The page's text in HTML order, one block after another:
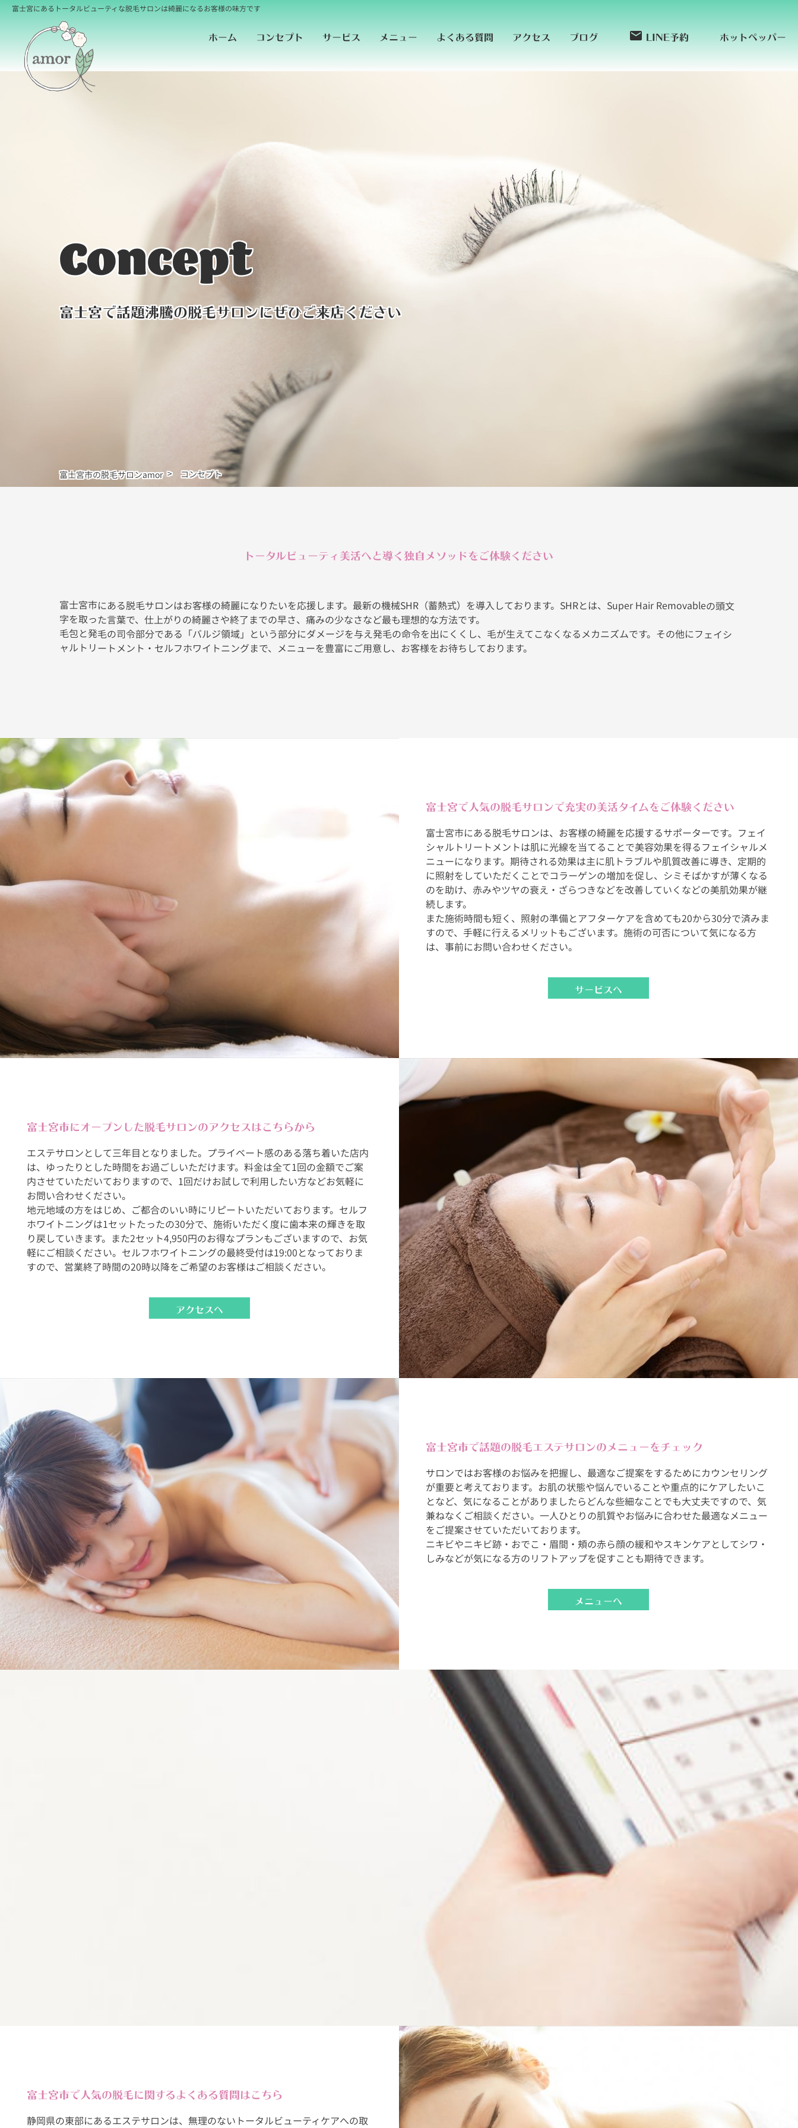
富士宮にあるトータルビューティな脱毛サロンは綺麗になるお客様の味方です
ホーム コンセプト サービス メニュー よくある質問 アクセス ブログ email LINE予約 ホットペッパー
Concept
富士宮で話題沸騰の脱毛サロンにぜひご来店ください
富士宮市の脱毛サロンamor コンセプト
トータルビューティ美活へと導く独自メソッドをご体験ください
富士宮市にある脱毛サロンはお客様の綺麗になりたいを応援します。最新の機械SHR（蓄熱式）を導入しております。SHRとは、Super Hair Removableの頭文
字を取った言葉で、仕上がりの綺麗さや終了までの早さ、痛みの少なさなど最も理想的な方法です。
毛包と発毛の司令部分である「バルジ領域」という部分にダメージを与え発毛の命令を出にくくし、毛が生えてこなくなるメカニズムです。その他にフェイシ
ャルトリートメント・セルフホワイトニングまで、メニューを豊富にご用意し、お客様をお待ちしております。
富士宮で人気の脱毛サロンで充実の美活タイムをご体験ください
富士宮市にある脱毛サロンは、お客様の綺麗を応援するサポーターです。フェイ
シャルトリートメントは肌に光線を当てることで美容効果を得るフェイシャルメ
ニューになります。期待される効果は主に肌トラブルや肌質改善に導き、定期的
に照射をしていただくことでコラーゲンの増加を促し、シミそばかすが薄くなる
のを助け、赤みやツヤの衰え・ざらつきなどを改善していくなどの美肌効果が継
続します。
また施術時間も短く、照射の準備とアフターケアを含めても20から30分で済みま
すので、手軽に行えるメリットもございます。施術の可否について気になる方
は、事前にお問い合わせください。
サービスへ
富士宮市にオープンした脱毛サロンのアクセスはこちらから
エステサロンとして三年目となりました。プライベート感のある落ち着いた店内
は、ゆったりとした時間をお過ごしいただけます。料金は全て1回の金額でご案
内させていただいておりますので、1回だけお試しで利用したい方などお気軽に
お問い合わせください。
地元地域の方をはじめ、ご都合のいい時にリピートいただいております。セルフ
ホワイトニングは1セットたったの30分で、施術いただく度に歯本来の輝きを取
り戻していきます。また2セット4,950円のお得なプランもございますので、お気
軽にご相談ください。セルフホワイトニングの最終受付は19:00となっておりま
すので、営業終了時間の20時以降をご希望のお客様はご相談ください。
アクセスへ
富士宮市で話題の脱毛エステサロンのメニューをチェック
サロンではお客様のお悩みを把握し、最適なご提案をするためにカウンセリング
が重要と考えております。お肌の状態や悩んでいることや重点的にケアしたいこ
となど、気になることがありましたらどんな些細なことでも大丈夫ですので、気
兼ねなくご相談ください。一人ひとりの肌質やお悩みに合わせた最適なメニュー
をご提案させていただいております。
ニキビやニキビ跡・おでこ・眉間・頬の赤ら顔の緩和やスキンケアとしてシワ・
しみなどが気になる方のリフトアップを促すことも期待できます。
メニューへ
富士宮市で人気の脱毛に関するよくある質問はこちら
静岡県の東部にあるエステサロンは、無理のないトータルビューティケアへの取